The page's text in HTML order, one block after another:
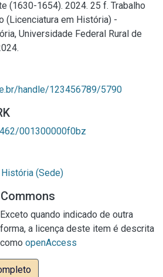
(1630-1654). 2024. 25 f. Trabalho
(Licenciatura em História) -
Universidade Federal Rural de
handle/123456789/5790
001300000f0bz
(Sede)
Exceto quando indicado de outra
forma, a licença deste item é descrita
como openAccess